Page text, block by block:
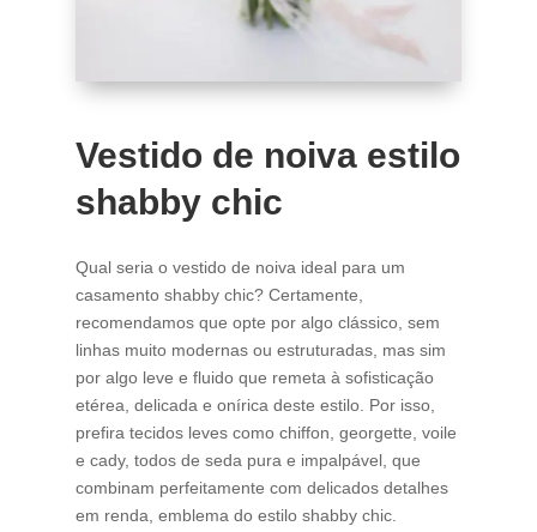
Vestido de noiva estilo
shabby chic
Qual seria o vestido de noiva ideal para um
casamento shabby chic? Certamente,
recomendamos que opte por algo clássico, sem
linhas muito modernas ou estruturadas, mas sim
por algo leve e fluido que remeta à sofisticação
etérea, delicada e onírica deste estilo. Por isso,
prefira tecidos leves como chiffon, georgette, voile
e cady, todos de seda pura e impalpável, que
combinam perfeitamente com delicados detalhes
em renda, emblema do estilo shabby chic.